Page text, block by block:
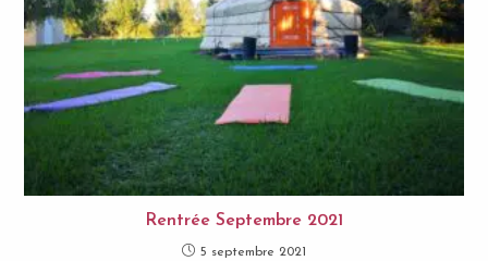
Rentrée Septembre 2021
5 septembre 2021